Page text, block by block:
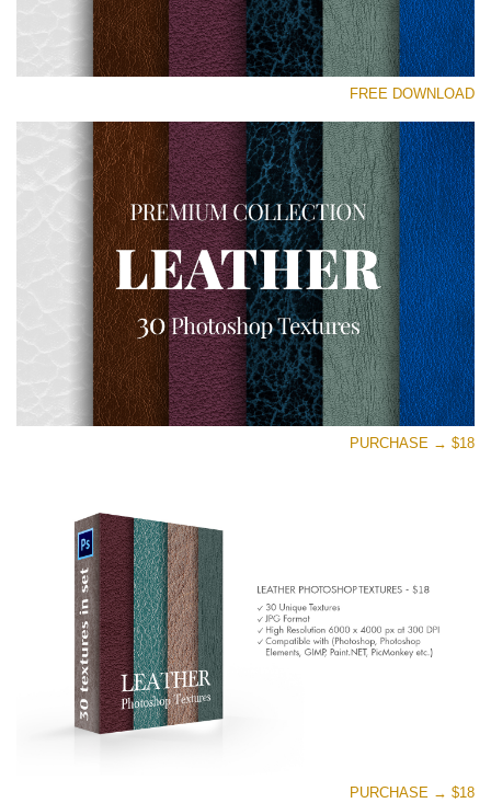
رجاء اختر
Small 800*533px
Real Leather
(30 Textures)
Large 6000*4000px
Entire Collection
(1783 Overlays)
Large 6000*4000px
تنزيل مجاني
FREE DOWNLOAD
PURCHASE → $18
PURCHASE → $18